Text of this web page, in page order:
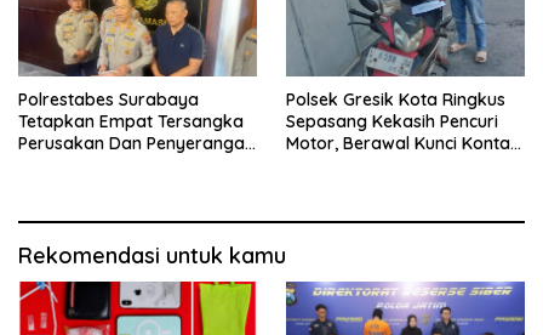
Polrestabes Surabaya
Tetapkan Empat Tersangka
Perusakan Dan Penyerangan
Polsek Gresik Kota Ringkus
Sepasang Kekasih Pencuri
Motor, Berawal Kunci Kontak
Rekomendasi untuk kamu